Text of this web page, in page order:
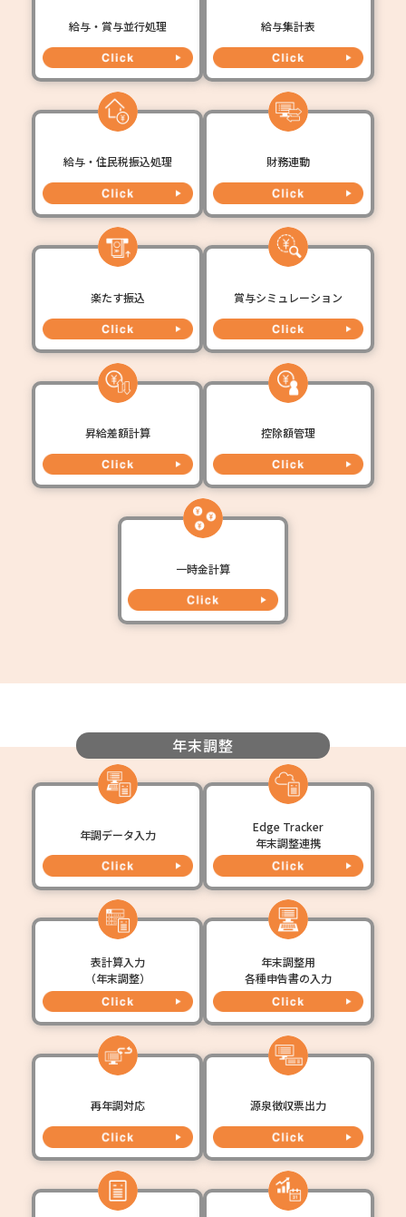
給与・賞与並行処理 給与集計表
給与・住民税振込処理 財務連動
楽たす振込 賞与シミュレーション
昇給差額計算 控除額管理
一時金計算
年末調整
年調データ入力
Edge Tracker
年末調整連携
表計算入力
（年末調整）
年末調整用
各種申告書の入力
再年調対応 源泉徴収票出力